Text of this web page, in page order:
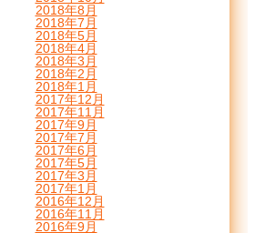
2018年8月
2018年7月
2018年5月
2018年4月
2018年3月
2018年2月
2018年1月
2017年12月
2017年11月
2017年9月
2017年7月
2017年6月
2017年5月
2017年3月
2017年1月
2016年12月
2016年11月
2016年9月